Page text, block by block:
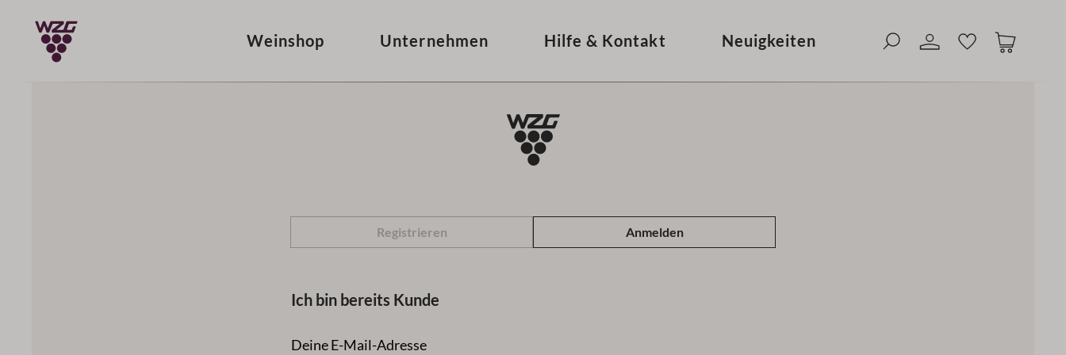
Zur Hauptnavigation springen
Weinshop Unternehmen Hilfe & Kontakt Neuigkeiten
Registrieren Anmelden
Ich bin bereits Kunde
Deine E-Mail-Adresse